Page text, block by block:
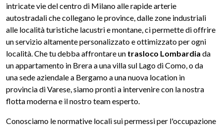
intricate vie del centro di Milano alle rapide arterie
autostradali che collegano le province, dalle zone industriali
alle località turistiche lacustri e montane, ci permette di offrire
un servizio altamente personalizzato e ottimizzato per ogni
località. Che tu debba affrontare un trasloco Lombardia da
un appartamento in Brera a una villa sul Lago di Como, o da
una sede aziendale a Bergamo a una nuova location in
provincia di Varese, siamo pronti a intervenire con la nostra
flotta moderna e il nostro team esperto.
Conosciamo le normative locali sui permessi per l'occupazione